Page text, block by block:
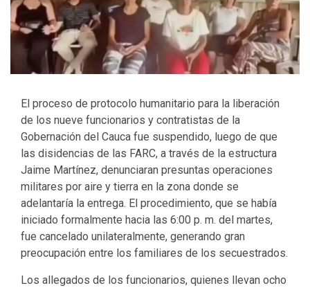
El proceso de protocolo humanitario para la liberación
de los nueve funcionarios y contratistas de la
Gobernación del Cauca fue suspendido, luego de que
las disidencias de las FARC, a través de la estructura
Jaime Martínez, denunciaran presuntas operaciones
militares por aire y tierra en la zona donde se
adelantaría la entrega. El procedimiento, que se había
iniciado formalmente hacia las 6:00 p. m. del martes,
fue cancelado unilateralmente, generando gran
preocupación entre los familiares de los secuestrados.
Los allegados de los funcionarios, quienes llevan ocho